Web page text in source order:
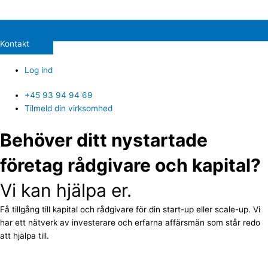
Kontakt
Log ind
+45 93 94 94 69
Tilmeld din virksomhed
Behöver ditt nystartade
företag rådgivare och kapital?
Vi kan hjälpa er.
Få tillgång till kapital och rådgivare för din start-up eller scale-up. Vi
har ett nätverk av investerare och erfarna affärsmän som står redo
att hjälpa till.